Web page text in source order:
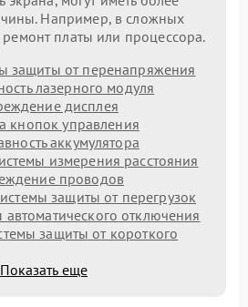
Например, в сложных
ремонт платы или процессора.
защиты от перенапряжения
лазерного модуля
дисплея
кнопок управления
аккумулятора
измерения расстояния
проводов
защиты от перегрузок
отключения
защиты от короткого
Показать еще